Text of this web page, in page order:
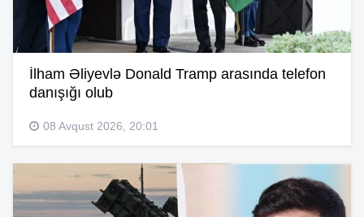
İlham Əliyevlə Donald Tramp arasında telefon
danışığı olub
08 Avqust 2026, 20:01